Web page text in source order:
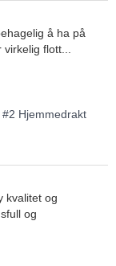
å ha på
flott...
Hjemmedrakt
kvalitet og
og